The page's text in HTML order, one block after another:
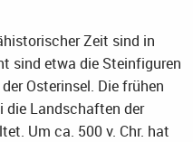
Zeit sind in
sind etwa die Steinfiguren
Osterinsel. Die frühen
die Landschaften der
Um ca. 500 v. Chr. hat